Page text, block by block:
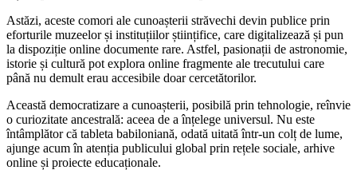
Astăzi, aceste comori ale cunoașterii străvechi devin publice prin
eforturile muzeelor și instituțiilor științifice, care digitalizează și pun
la dispoziție online documente rare. Astfel, pasionații de astronomie,
istorie și cultură pot explora online fragmente ale trecutului care
până nu demult erau accesibile doar cercetătorilor.
Această democratizare a cunoașterii, posibilă prin tehnologie, reînvie
o curiozitate ancestrală: aceea de a înțelege universul. Nu este
întâmplător că tableta babiloniană, odată uitată într-un colț de lume,
ajunge acum în atenția publicului global prin rețele sociale, arhive
online și proiecte educaționale.